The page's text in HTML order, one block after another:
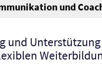
und
und